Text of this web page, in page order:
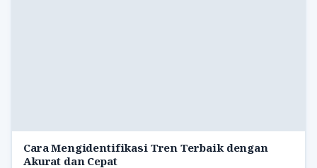
Cara Mengidentifikasi Tren Terbaik dengan
Akurat dan Cepat